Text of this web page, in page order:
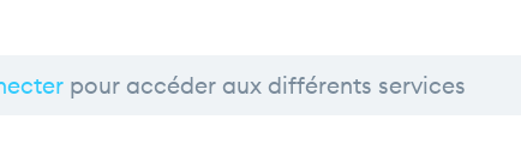
pour accéder aux différents services